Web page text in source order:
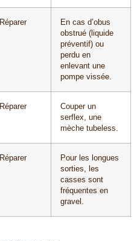
Réparer
En cas d’obus
obstrué (liquide
préventif) ou
perdu en
enlevant une
pompe vissée.
Réparer
Couper un
serflex, une
mèche tubeless.
Réparer
Pour les longues
sorties, les
casses sont
fréquentes en
gravel.